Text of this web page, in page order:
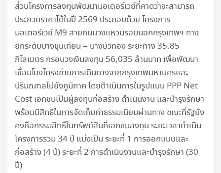
ส่วนโครงการลงทุนพัฒนามอเตอร์เวย์ที่คาดว่าจะสามารถ
ประกวดราคาได้ในปี 2569 ประกอบด้วย โครงการ
มอเตอร์เวย์ M9 สายถนนวงแหวนรอบนอกกรุงเทพฯ ทาง
ยกระดับบางขุนเทียน – บางบัวทอง ระยะทาง 35.85
กิโลเมตร กรอบวงเงินลงทุน 56,035 ล้านบาท เพื่อพัฒนา
เชื่อมโยงโครงข่ายการเดินทางจากกรุงเทพมหานครและ
ปริมณฑลไปยังภูมิภาค โดยดำเนินการในรูปแบบ PPP Net
Cost เอกชนเป็นผู้ลงทุนก่อสร้าง ดำเนินงาน และบำรุงรักษา
พร้อมมีสิทธิในการจัดเก็บค่าธรรมเนียมผ่านทาง ขณะที่รัฐยัง
คงถือกรรมสิทธิ์ในทรัพย์สินที่เอกชนลงทุน ระยะเวลาดำเนิน
โครงการรวม 34 ปี แบ่งเป็น ระยะที่ 1 การออกแบบและ
ก่อสร้าง (4 ปี) ระยะที่ 2 การดำเนินงานและบำรุงรักษา (30
ปี)